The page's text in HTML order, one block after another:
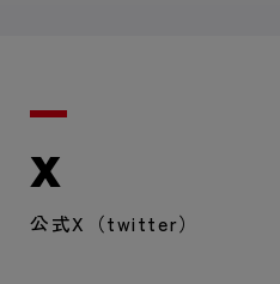
X
公式X（twitter）